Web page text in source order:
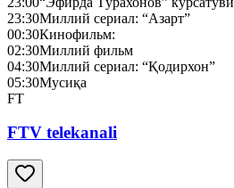
23:30Миллий сериал: “Азарт”
00:30Кинофильм:
02:30Миллий фильм
04:30Миллий сериал: “Қодирхон”
05:30Мусиқа
FT
FTV telekanali